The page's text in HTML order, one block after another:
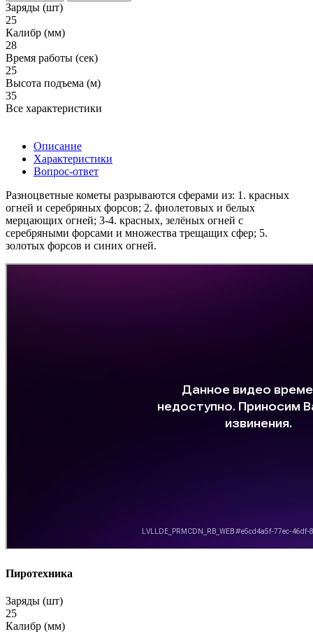
Заряды (шт)
25
Калибр (мм)
28
Время работы (сек)
25
Высота подъема (м)
35
Все характеристики
Описание
Характеристики
Вопрос-ответ
Разноцветные кометы разрываются сферами из: 1. красных
огней и серебряных форсов; 2. фиолетовых и белых
мерцающих огней; 3-4. красных, зелёных огней с
серебряными форсами и множества трещащих сфер; 5.
золотых форсов и синих огней.
Пиротехника
Заряды (шт)
25
Калибр (мм)